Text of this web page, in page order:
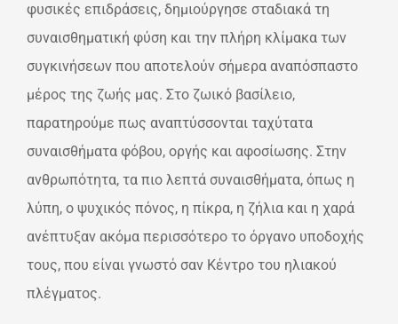
φυσικές επιδράσεις, δημιούργησε σταδιακά τη
συναισθηματική φύση και την πλήρη κλίμακα των
συγκινήσεων που αποτελούν σήμερα αναπόσπαστο
μέρος της ζωής μας. Στο ζωικό βασίλειο,
παρατηρούμε πως αναπτύσσονται ταχύτατα
συναισθήματα φόβου, οργής και αφοσίωσης. Στην
ανθρωπότητα, τα πιο λεπτά συναισθήματα, όπως η
λύπη, ο ψυχικός πόνος, η πίκρα, η ζήλια και η χαρά
ανέπτυξαν ακόμα περισσότερο το όργανο υποδοχής
τους, που είναι γνωστό σαν Κέντρο του ηλιακού
πλέγματος.